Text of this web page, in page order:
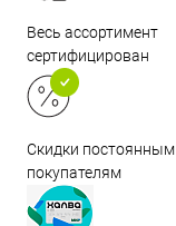
Весь ассортимент
сертифицирован
Скидки постоянным
покупателям